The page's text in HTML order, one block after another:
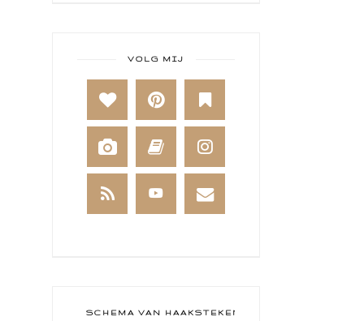
BAKKEN
BEESTENBOEL
BOEKEN
BREIEN
CAMEO 4
VOLG MIJ
SCHEMA VAN HAAKSTEKEN